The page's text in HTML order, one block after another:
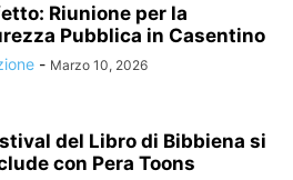
Riunione per la
Pubblica in Casentino
- Marzo 10, 2026
del Libro di Bibbiena si
con Pera Toons